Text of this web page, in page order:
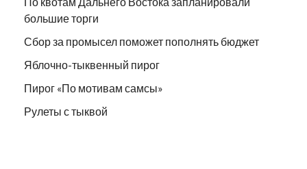
большие торги
Сбор за промысел поможет пополнять бюджет
Яблочно-тыквенный пирог
Пирог «По мотивам самсы»
Рулеты с тыквой